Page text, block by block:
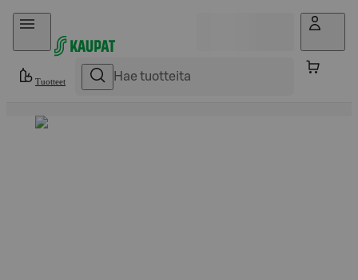
Hyppää sisältöön
Tuotteet